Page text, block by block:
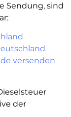
Sendung, sind
versenden
der